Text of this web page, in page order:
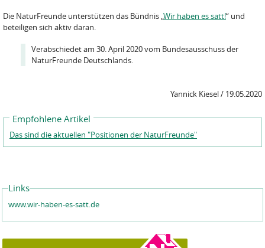
Die NaturFreunde unterstützen das Bündnis „Wir haben es satt!“ und
beteiligen sich aktiv daran.
Verabschiedet am 30. April 2020 vom Bundesausschuss der
NaturFreunde Deutschlands.
Yannick Kiesel / 19.05.2020
Empfohlene Artikel
Das sind die aktuellen "Positionen der NaturFreunde"
Links
www.wir-haben-es-satt.de